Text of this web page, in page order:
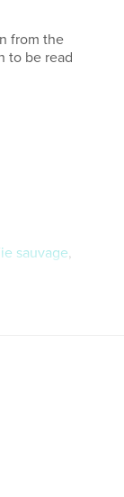
from the
to be read
sauvage,